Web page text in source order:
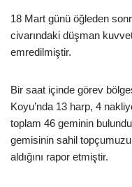
18 Mart günü öğleden
civarındaki düşman
emredilmiştir.
Bir saat içinde görev
Koyu’nda 13 harp, 4
toplam 46 geminin
gemisinin sahil
aldığını rapor etmiştir.